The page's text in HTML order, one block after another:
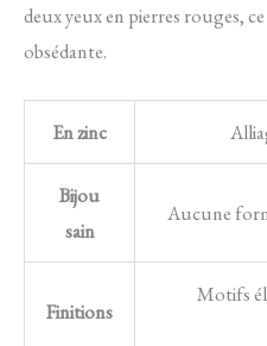
deux yeux en pierres rouges,
obsédante.
En zinc
Bijou
sain
Aucune
Finitions
Motifs